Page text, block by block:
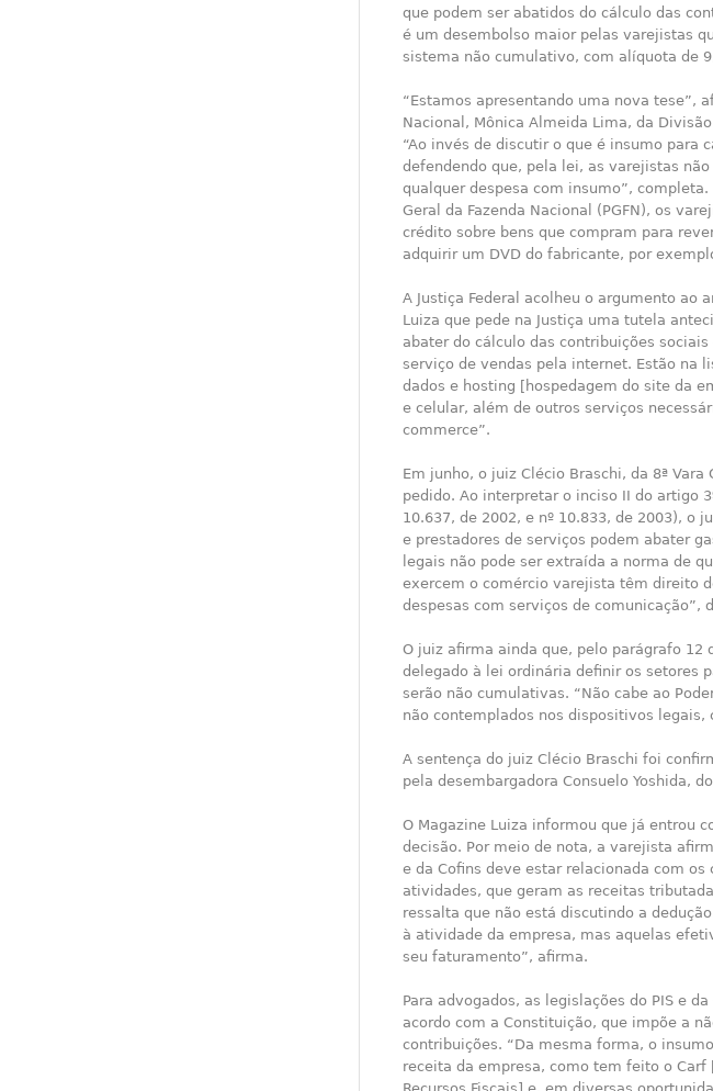
que podem ser abatidos do cálculo das
é um desembolso maior pelas varejistas
sistema não cumulativo, com alíquota de
“Estamos apresentando uma nova tese”,
Nacional, Mônica Almeida Lima, da
“Ao invés de discutir o que é insumo para
defendendo que, pela lei, as varejistas
qualquer despesa com insumo”,
Geral da Fazenda Nacional (PGFN), os
crédito sobre bens que compram para
adquirir um DVD do fabricante, por
A Justiça Federal acolheu o argumento ao
Luiza que pede na Justiça uma tutela
abater do cálculo das contribuições
serviço de vendas pela internet. Estão na
dados e hosting [hospedagem do site da
e celular, além de outros serviços
commerce”.
Em junho, o juiz Clécio Braschi, da 8ª Vara
pedido. Ao interpretar o inciso II do artigo
10.637, de 2002, e nº 10.833, de 2003), o
e prestadores de serviços podem abater
legais não pode ser extraída a norma de
exercem o comércio varejista têm direito
despesas com serviços de comunicação”,
O juiz afirma ainda que, pelo parágrafo 12
delegado à lei ordinária definir os setores
serão não cumulativas. “Não cabe ao
não contemplados nos dispositivos legais,
A sentença do juiz Clécio Braschi foi
pela desembargadora Consuelo Yoshida, do
O Magazine Luiza informou que já entrou
decisão. Por meio de nota, a varejista
e da Cofins deve estar relacionada com
atividades, que geram as receitas
ressalta que não está discutindo a
à atividade da empresa, mas aquelas
seu faturamento”, afirma.
Para advogados, as legislações do PIS e
acordo com a Constituição, que impõe a
contribuições. “Da mesma forma, o
receita da empresa, como tem feito o